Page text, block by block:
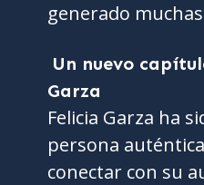
generado
Un nuevo
Garza
Felicia Garza ha
persona
conectar con su